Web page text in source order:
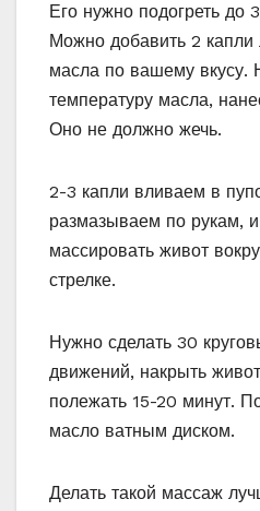
Его нужно подогреть до
Можно добавить 2
масла по вашему вкусу.
температуру масла,
Оно не должно жечь.
2-3 капли вливаем в
размазываем по рукам,
массировать живот
стрелке.
Нужно сделать 30
движений, накрыть
полежать 15-20 минут.
масло ватным диском.
Делать такой массаж